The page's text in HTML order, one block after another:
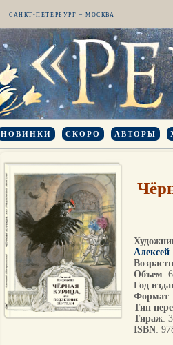
САНКТ-ПЕТЕРБУРГ – МОСКВА
НОВИНКИ СКОРО АВТОРЫ
Алексей
Объем:
Год
Формат
Тип
Тираж:
ISBN: